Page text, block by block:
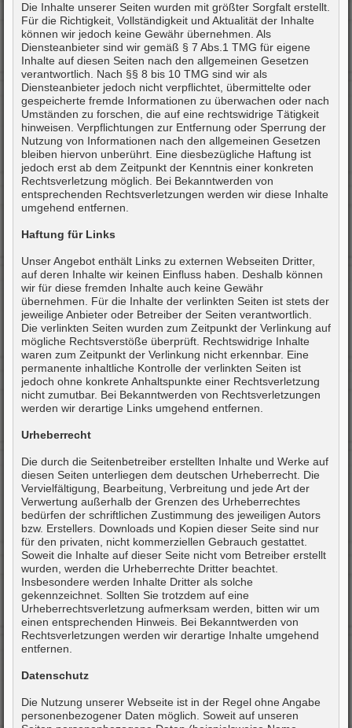
Die Inhalte unserer Seiten wurden mit größter Sorgfalt erstellt.
Für die Richtigkeit, Vollständigkeit und Aktualität der Inhalte
können wir jedoch keine Gewähr übernehmen. Als
Diensteanbieter sind wir gemäß § 7 Abs.1 TMG für eigene
Inhalte auf diesen Seiten nach den allgemeinen Gesetzen
verantwortlich. Nach §§ 8 bis 10 TMG sind wir als
Diensteanbieter jedoch nicht verpflichtet, übermittelte oder
gespeicherte fremde Informationen zu überwachen oder nach
Umständen zu forschen, die auf eine rechtswidrige Tätigkeit
hinweisen. Verpflichtungen zur Entfernung oder Sperrung der
Nutzung von Informationen nach den allgemeinen Gesetzen
bleiben hiervon unberührt. Eine diesbezügliche Haftung ist
jedoch erst ab dem Zeitpunkt der Kenntnis einer konkreten
Rechtsverletzung möglich. Bei Bekanntwerden von
entsprechenden Rechtsverletzungen werden wir diese Inhalte
umgehend entfernen.
Haftung für Links
Unser Angebot enthält Links zu externen Webseiten Dritter,
auf deren Inhalte wir keinen Einfluss haben. Deshalb können
wir für diese fremden Inhalte auch keine Gewähr
übernehmen. Für die Inhalte der verlinkten Seiten ist stets der
jeweilige Anbieter oder Betreiber der Seiten verantwortlich.
Die verlinkten Seiten wurden zum Zeitpunkt der Verlinkung auf
mögliche Rechtsverstöße überprüft. Rechtswidrige Inhalte
waren zum Zeitpunkt der Verlinkung nicht erkennbar. Eine
permanente inhaltliche Kontrolle der verlinkten Seiten ist
jedoch ohne konkrete Anhaltspunkte einer Rechtsverletzung
nicht zumutbar. Bei Bekanntwerden von Rechtsverletzungen
werden wir derartige Links umgehend entfernen.
Urheberrecht
Die durch die Seitenbetreiber erstellten Inhalte und Werke auf
diesen Seiten unterliegen dem deutschen Urheberrecht. Die
Vervielfältigung, Bearbeitung, Verbreitung und jede Art der
Verwertung außerhalb der Grenzen des Urheberrechtes
bedürfen der schriftlichen Zustimmung des jeweiligen Autors
bzw. Erstellers. Downloads und Kopien dieser Seite sind nur
für den privaten, nicht kommerziellen Gebrauch gestattet.
Soweit die Inhalte auf dieser Seite nicht vom Betreiber erstellt
wurden, werden die Urheberrechte Dritter beachtet.
Insbesondere werden Inhalte Dritter als solche
gekennzeichnet. Sollten Sie trotzdem auf eine
Urheberrechtsverletzung aufmerksam werden, bitten wir um
einen entsprechenden Hinweis. Bei Bekanntwerden von
Rechtsverletzungen werden wir derartige Inhalte umgehend
entfernen.
Datenschutz
Die Nutzung unserer Webseite ist in der Regel ohne Angabe
personenbezogener Daten möglich. Soweit auf unseren